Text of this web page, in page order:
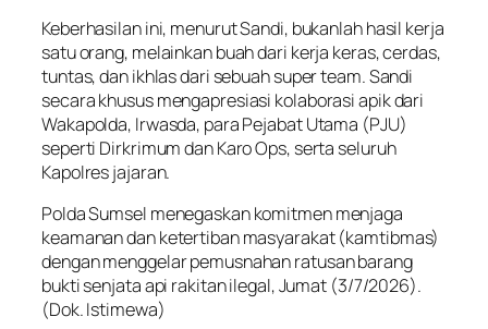
Keberhasilan ini, menurut Sandi, bukanlah hasil kerja
satu orang, melainkan buah dari kerja keras, cerdas,
tuntas, dan ikhlas dari sebuah super team. Sandi
secara khusus mengapresiasi kolaborasi apik dari
Wakapolda, Irwasda, para Pejabat Utama (PJU)
seperti Dirkrimum dan Karo Ops, serta seluruh
Kapolres jajaran.
Polda Sumsel menegaskan komitmen menjaga
keamanan dan ketertiban masyarakat (kamtibmas)
dengan menggelar pemusnahan ratusan barang
bukti senjata api rakitan ilegal, Jumat (3/7/2026).
(Dok. Istimewa)